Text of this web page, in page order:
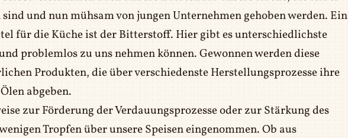
und nun mühsam von jungen Unternehmen gehoben werden. Ein
für die Küche ist der Bitterstoff. Hier gibt es unterschiedlichste
problemlos zu uns nehmen können. Gewonnen werden diese
Produkten, die über verschiedenste Herstellungsprozesse ihre
abgeben.
zur Förderung der Verdauungsprozesse oder zur Stärkung des
Tropfen über unsere Speisen eingenommen. Ob aus